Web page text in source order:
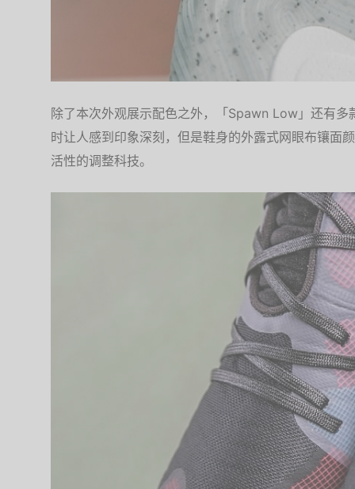
除了本次外观展示配色之外，「Spawn Low」还有
时让人感到印象深刻，但是鞋身的外露式网眼布镶面
活性的调整科技。